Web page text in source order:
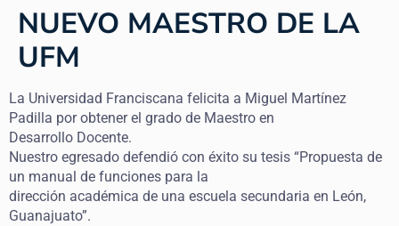
NUEVO MAESTRO DE LA
UFM
La Universidad Franciscana felicita a Miguel Martínez
Padilla por obtener el grado de Maestro en
Desarrollo Docente.
Nuestro egresado defendió con éxito su tesis “Propuesta de
un manual de funciones para la
dirección académica de una escuela secundaria en León,
Guanajuato”.